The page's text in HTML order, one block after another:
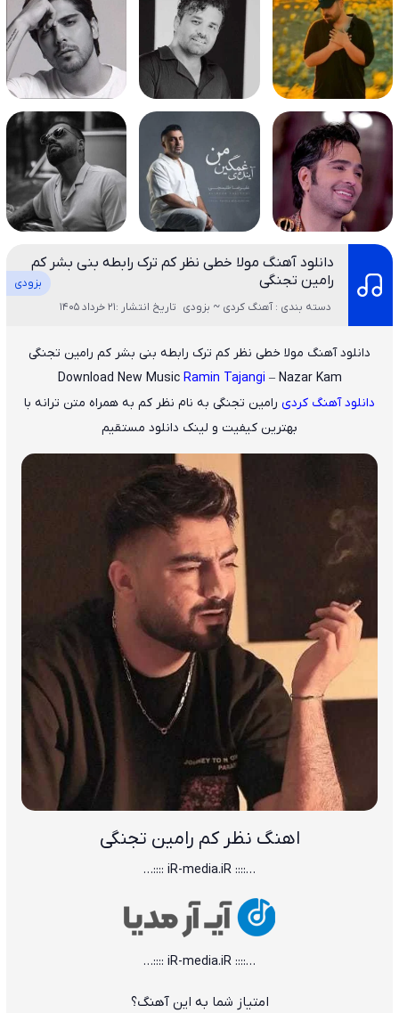
دانلود آهنگ مولا خطی نظر کم ترک رابطه بنی بشر کم
رامین تجنگی
بزودی
دسته بندی : آهنگ کردی ~ بزودی تاریخ انتشار :21 خرداد 1405
دانلود آهنگ مولا خطی نظر کم ترک رابطه بنی بشر کم رامین تجنگی
Download New MusicRamin Tajangi – Nazar Kam
دانلود آهنگ کردی رامین تجنگی به نام نظر کم به همراه متن ترانه با
بهترین کیفیت و لینک دانلود مستقیم
اهنگ نظر کم رامین تجنگی
…:::: iR-media.iR ::::…
…:::: iR-media.iR ::::…
امتیاز شما به این آهنگ؟